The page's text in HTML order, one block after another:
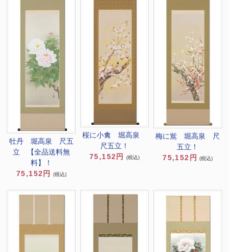
牡丹 堀高泉 尺五
立 【全品送料無
料】！
75,152円
(税込)
桜に小禽 堀高泉
尺五立！
75,152円
(税込)
梅に鴬 堀高泉 尺
五立！
75,152円
(税込)